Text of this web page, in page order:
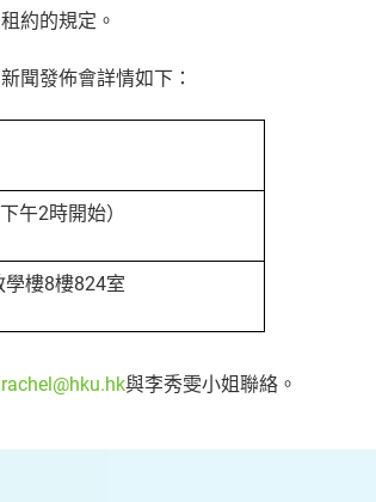
約的規定。
聞發佈會詳情如下：
午2時開始）
樓8樓824室
與李秀雯小姐聯絡。